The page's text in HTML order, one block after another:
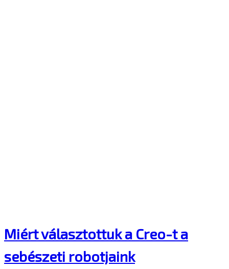
Miért választottuk a Creo-t a
sebészeti robotjaink